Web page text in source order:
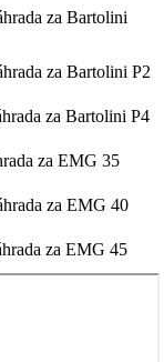
za Bartolini
za Bartolini P2
za Bartolini P4
za EMG 35
za EMG 40
za EMG 45